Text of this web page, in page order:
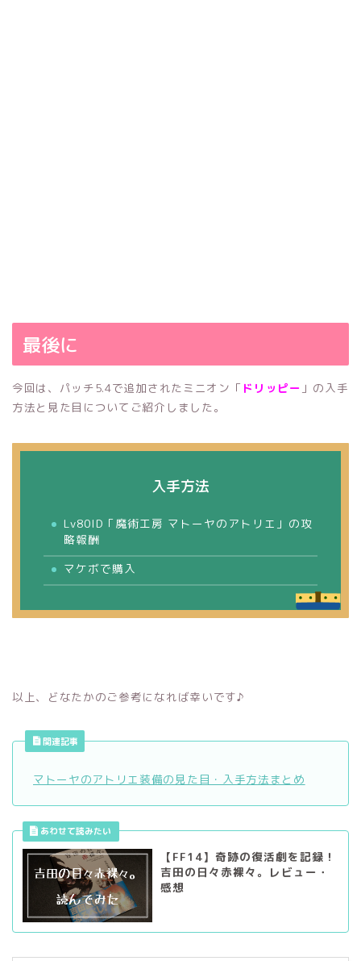
最後に
今回は、パッチ5.4で追加されたミニオン「 ドリッピー 」の入手
方法と見た目についてご紹介しました。
入手方法
Lv80ID「魔術工房 マトーヤのアトリエ」の攻
略報酬
マケボで購入
以上、どなたかのご参考になれば幸いです♪
関連記事
マトーヤのアトリエ装備の見た目・入手方法まとめ
【FF14】奇跡の復活劇を記録！
吉田の日々赤裸々。レビュー・
感想